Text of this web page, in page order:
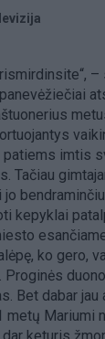
–
patiems imtis
Tačiau
jo
kepyklai
ko gero,
Bet dabar jau
metų Mariumi